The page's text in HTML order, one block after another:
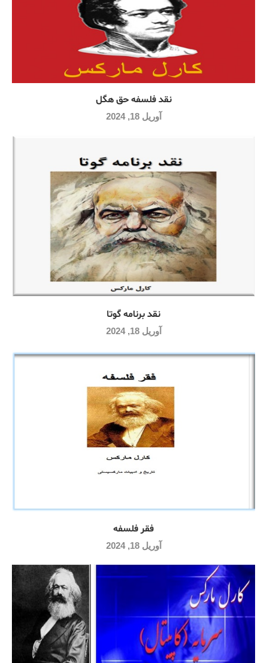
نقد فلسفه حق هگل
آوریل 18, 2024
نقد برنامه گوتا
آوریل 18, 2024
فقر فلسفه
آوریل 18, 2024